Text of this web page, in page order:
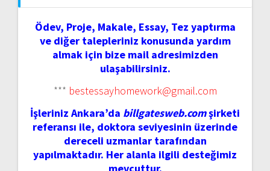
Ödev, Proje, Makale, Essay, Tez yaptırma
ve diğer talepleriniz konusunda yardım
almak için bize mail adresimizden
ulaşabilirsiniz.
*** bestessayhomework@gmail.com
İşleriniz Ankara’da billgatesweb.comşirketi
referansı ile, doktora seviyesinin üzerinde
dereceli uzmanlar tarafından
yapılmaktadır. Her alanla ilgili desteğimiz